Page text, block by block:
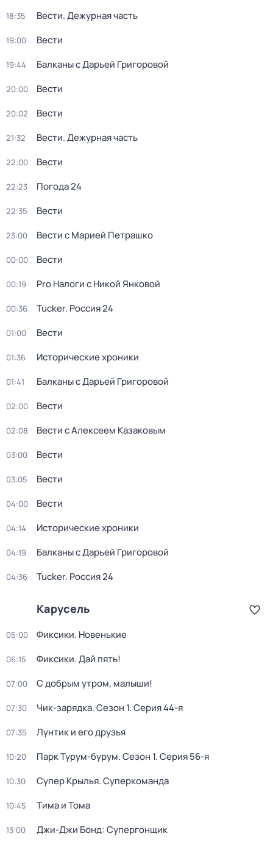
18:35 Вести. Дежурная часть
19:00 Вести
19:44 Балканы с Дарьей Григоровой
20:00 Вести
20:02 Вести
21:32 Вести. Дежурная часть
22:00 Вести
22:23 Погода 24
22:35 Вести
23:00 Вести с Марией Петрашко
00:00 Вести
00:19 Pro Налоги с Никой Янковой
00:36 Tucker. Россия 24
01:00 Вести
01:36 Исторические хроники
01:41 Балканы с Дарьей Григоровой
02:00 Вести
02:08 Вести с Алексеем Казаковым
03:00 Вести
03:05 Вести
04:00 Вести
04:14 Исторические хроники
04:19 Балканы с Дарьей Григоровой
04:36 Tucker. Россия 24
Карусель
05:00 Фиксики. Новенькие
06:15 Фиксики. Дай пять!
07:00 С добрым утром, малыши!
07:30 Чик-зарядка. Сезон 1. Серия 44-я
07:35 Лунтик и его друзья
10:20 Парк Турум-бурум. Сезон 1. Серия 56-я
10:30 Супер Крылья. Суперкоманда
10:45 Тима и Тома
13:00 Джи-Джи Бонд: Супергонщик